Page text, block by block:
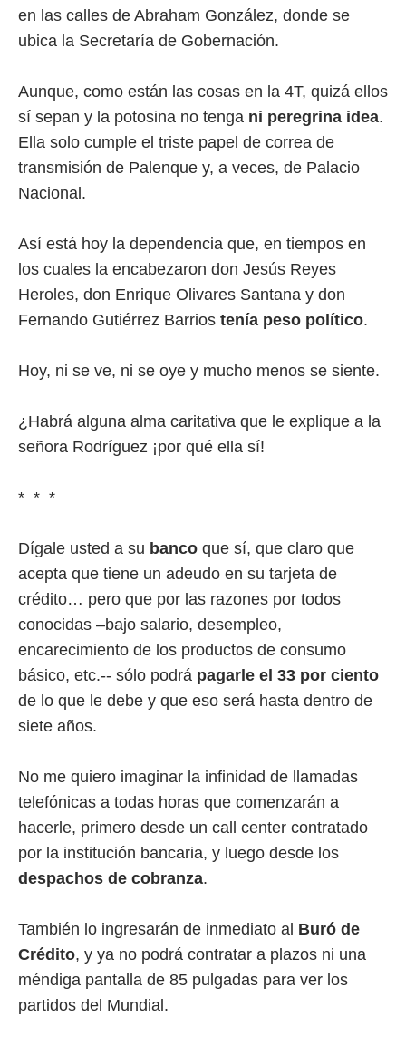
en las calles de Abraham González, donde se
ubica la Secretaría de Gobernación.
Aunque, como están las cosas en la 4T, quizá ellos
sí sepan y la potosina no tenga ni peregrina idea.
Ella solo cumple el triste papel de correa de
transmisión de Palenque y, a veces, de Palacio
Nacional.
Así está hoy la dependencia que, en tiempos en
los cuales la encabezaron don Jesús Reyes
Heroles, don Enrique Olivares Santana y don
Fernando Gutiérrez Barrios tenía peso político.
Hoy, ni se ve, ni se oye y mucho menos se siente.
¿Habrá alguna alma caritativa que le explique a la
señora Rodríguez ¡por qué ella sí!
* * *
Dígale usted a su banco que sí, que claro que
acepta que tiene un adeudo en su tarjeta de
crédito… pero que por las razones por todos
conocidas –bajo salario, desempleo,
encarecimiento de los productos de consumo
básico, etc.-- sólo podrá pagarle el 33 por ciento
de lo que le debe y que eso será hasta dentro de
siete años.
No me quiero imaginar la infinidad de llamadas
telefónicas a todas horas que comenzarán a
hacerle, primero desde un call center contratado
por la institución bancaria, y luego desde los
despachos de cobranza.
También lo ingresarán de inmediato al Buró de
Crédito, y ya no podrá contratar a plazos ni una
méndiga pantalla de 85 pulgadas para ver los
partidos del Mundial.